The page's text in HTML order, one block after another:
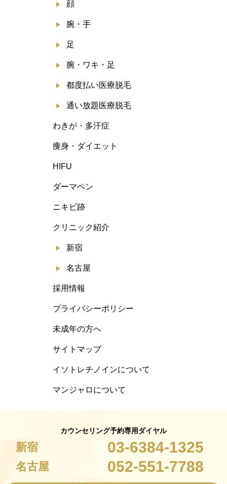
顔
腕・手
足
腕・ワキ・足
都度払い医療脱毛
通い放題医療脱毛
わきが・多汗症
痩身・ダイエット
HIFU
ダーマペン
ニキビ跡
クリニック紹介
新宿
名古屋
採用情報
プライバシーポリシー
未成年の方へ
サイトマップ
イソトレチノインについて
マンジャロについて
カウンセリング予約専用ダイヤル
新宿 03-6384-1325
名古屋 052-551-7788